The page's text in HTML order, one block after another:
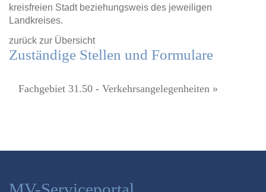
kreisfreien Stadt beziehungsweis des jeweiligen
Landkreises.
zurück zur Übersicht
Zuständige Stellen und Formulare
Fachgebiet 31.50 - Verkehrsangelegenheiten »